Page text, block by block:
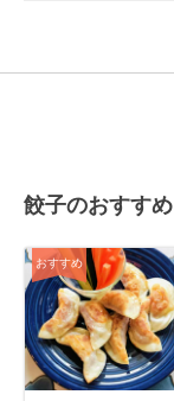
餃子のおすす
おすすめ